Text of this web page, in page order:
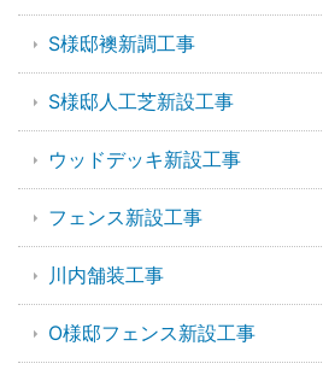
S様邸襖新調工事
S様邸人工芝新設工事
ウッドデッキ新設工事
フェンス新設工事
川内舗装工事
O様邸フェンス新設工事